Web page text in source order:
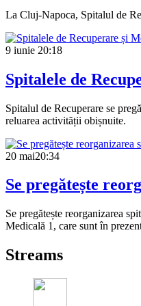
La Cluj-Napoca, Spitalul de
9 iunie 20:18
Spitalele de
Spitalul de Recuperare se
reluarea activității obișnuite.
20 mai20:34
Se pregătește
Se pregătește reorganizarea
Medicală 1, care sunt în
Streams